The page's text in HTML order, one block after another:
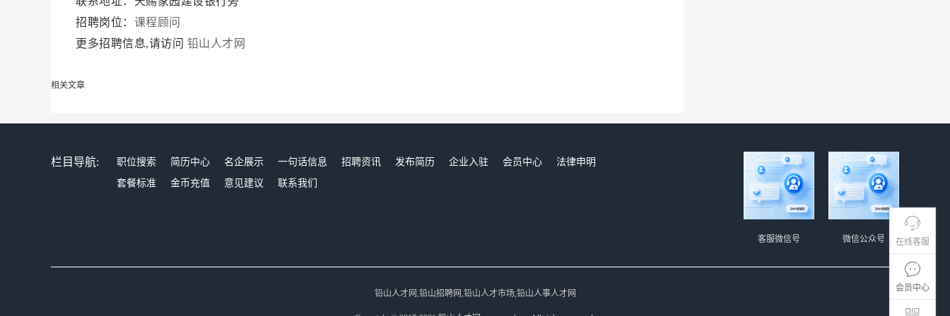
在线客服
会员中心
招聘岗位： 课程顾问
更多招聘信息,请访问 铅山人才网
相关文章
栏目导航: 职位搜索 简历中心 名企展示 一句话信息 招聘资讯 发布简历 企业入驻 会员中心
法律申明
套餐标准
金币充值 意见建议 联系我们
微信公众号
客服微信号
铅山人才网,铅山招聘网,铅山人才市场,铅山人事人才网